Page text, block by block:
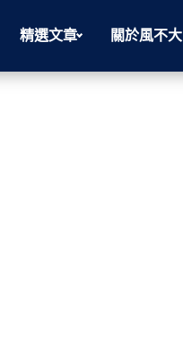
精選文章 關於風不大